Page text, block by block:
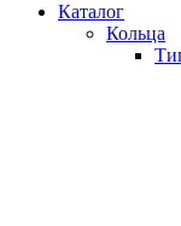
Каталог
Кольца